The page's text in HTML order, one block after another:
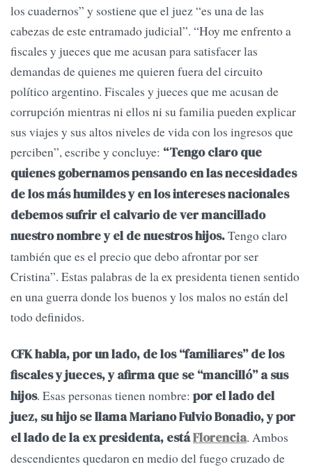
los cuadernos” y sostiene que el juez “es una de las
cabezas de este entramado judicial”. “Hoy me enfrento a
fiscales y jueces que me acusan para satisfacer las
demandas de quienes me quieren fuera del circuito
político argentino. Fiscales y jueces que me acusan de
corrupción mientras ni ellos ni su familia pueden explicar
sus viajes y sus altos niveles de vida con los ingresos que
perciben”, escribe y concluye: “Tengo claro que
quienes gobernamos pensando en las necesidades
de los más humildes y en los intereses nacionales
debemos sufrir el calvario de ver mancillado
nuestro nombre y el de nuestros hijos.Tengo claro
también que es el precio que debo afrontar por ser
Cristina”. Estas palabras de la ex presidenta tienen sentido
en una guerra donde los buenos y los malos no están del
todo definidos.
CFK habla, por un lado, de los “familiares” de los
fiscales y jueces, y afirma que se “mancilló” a sus
hijos. Esas personas tienen nombre: por el lado del
juez, su hijo se llama Mariano Fulvio Bonadio, y por
el lado de la ex presidenta, estáFlorencia. Ambos
descendientes quedaron en medio del fuego cruzado de